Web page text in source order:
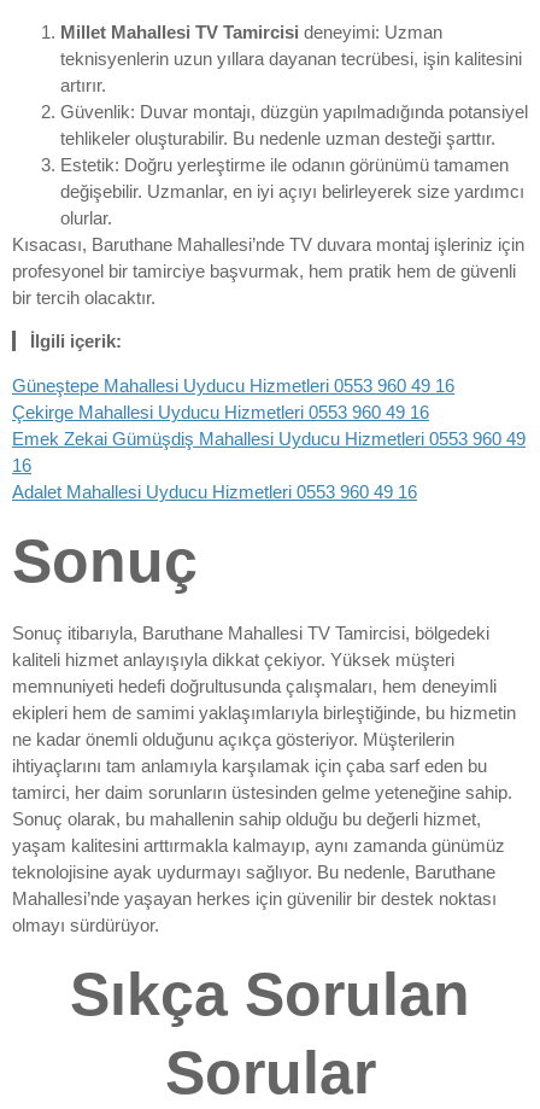
Millet Mahallesi TV Tamircisi deneyimi: Uzman
teknisyenlerin uzun yıllara dayanan tecrübesi, işin kalitesini
artırır.
Güvenlik: Duvar montajı, düzgün yapılmadığında potansiyel
tehlikeler oluşturabilir. Bu nedenle uzman desteği şarttır.
Estetik: Doğru yerleştirme ile odanın görünümü tamamen
değişebilir. Uzmanlar, en iyi açıyı belirleyerek size yardımcı
olurlar.
Kısacası, Baruthane Mahallesi’nde TV duvara montaj işleriniz için
profesyonel bir tamirciye başvurmak, hem pratik hem de güvenli
bir tercih olacaktır.
İlgili içerik:
Güneştepe Mahallesi Uyducu Hizmetleri 0553 960 49 16
Çekirge Mahallesi Uyducu Hizmetleri 0553 960 49 16
Emek Zekai Gümüşdiş Mahallesi Uyducu Hizmetleri 0553 960 49
16
Adalet Mahallesi Uyducu Hizmetleri 0553 960 49 16
Sonuç
Sonuç itibarıyla, Baruthane Mahallesi TV Tamircisi, bölgedeki
kaliteli hizmet anlayışıyla dikkat çekiyor. Yüksek müşteri
memnuniyeti hedefi doğrultusunda çalışmaları, hem deneyimli
ekipleri hem de samimi yaklaşımlarıyla birleştiğinde, bu hizmetin
ne kadar önemli olduğunu açıkça gösteriyor. Müşterilerin
ihtiyaçlarını tam anlamıyla karşılamak için çaba sarf eden bu
tamirci, her daim sorunların üstesinden gelme yeteneğine sahip.
Sonuç olarak, bu mahallenin sahip olduğu bu değerli hizmet,
yaşam kalitesini arttırmakla kalmayıp, aynı zamanda günümüz
teknolojisine ayak uydurmayı sağlıyor. Bu nedenle, Baruthane
Mahallesi’nde yaşayan herkes için güvenilir bir destek noktası
olmayı sürdürüyor.
Sıkça Sorulan
Sorular